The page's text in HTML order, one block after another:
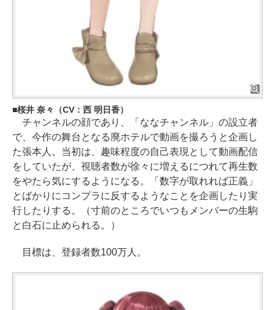
桜井 奈々（CV：西 明日香）
チャンネルの顔であり、「ななチャンネル」の設立者
で、今作の舞台となる廃ホテルで動画を撮ろうと企画し
た張本人。当初は、趣味程度の自己表現として動画配信
をしていたが、視聴者数が徐々に増えるにつれて再生数
をやたら気にするようになる。「数字が取れれば正義」
とばかりにコンプラに反するようなことを企画したり実
行したりする。（寸前のところでいつもメンバーの生駒
と白石に止められる。）
目標は、登録者数100万人。